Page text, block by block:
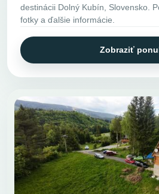
destinácii Dolný Kubín, Slovensko.
fotky a ďalšie informácie.
Zobraziť